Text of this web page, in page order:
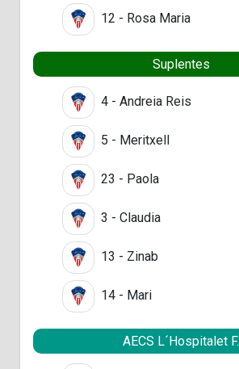
12 - Rosa Maria
Suplentes
4 - Andreia Reis
5 - Meritxell
23 - Paola
3 - Claudia
13 - Zinab
14 - Mari
AECS L´Hospitalet F.